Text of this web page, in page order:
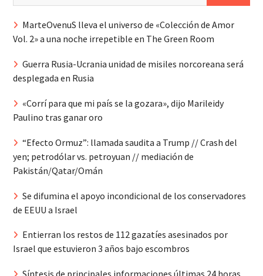
MarteOvenuS lleva el universo de «Colección de Amor
Vol. 2» a una noche irrepetible en The Green Room
Guerra Rusia-Ucrania unidad de misiles norcoreana será
desplegada en Rusia
«Corrí para que mi país se la gozara», dijo Marileidy
Paulino tras ganar oro
“Efecto Ormuz”: llamada saudita a Trump // Crash del
yen; petrodólar vs. petroyuan // mediación de
Pakistán/Qatar/Omán
Se difumina el apoyo incondicional de los conservadores
de EEUU a Israel
Entierran los restos de 112 gazatíes asesinados por
Israel que estuvieron 3 años bajo escombros